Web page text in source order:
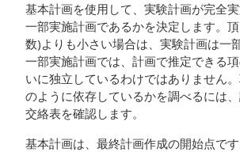
基本計画を使用して、実験計画が完全
一部実施計画であるかを決定します。
数)よりも小さい場合は、実験計画は一
一部実施計画では、計画で推定できる
いに独立しているわけではありません
のように依存しているかを調べるには、
交絡表を確認します。
基本計画は、最終計画作成の開始点で